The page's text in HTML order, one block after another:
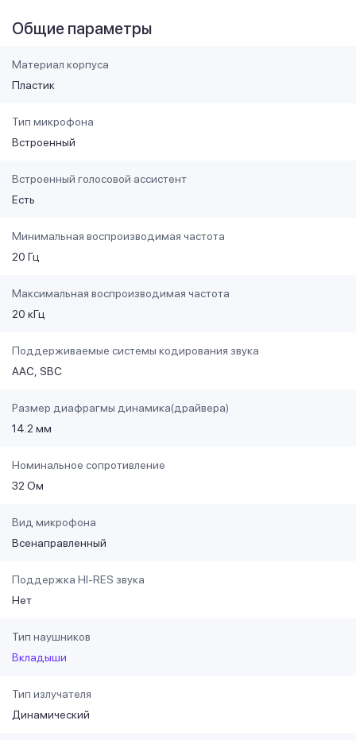
Общие параметры
Материал корпуса
Пластик
Тип микрофона
Встроенный
Встроенный голосовой ассистент
Есть
Минимальная воспроизводимая частота
20 Гц
Максимальная воспроизводимая частота
20 кГц
Поддерживаемые системы кодирования звука
AAC SBC
Размер диафрагмы динамика(драйвера)
14.2 мм
Номинальное сопротивление
32 Ом
Вид микрофона
Всенаправленный
Поддержка HI-RES звука
Нет
Тип наушников
Вкладыши
Тип излучателя
Динамический